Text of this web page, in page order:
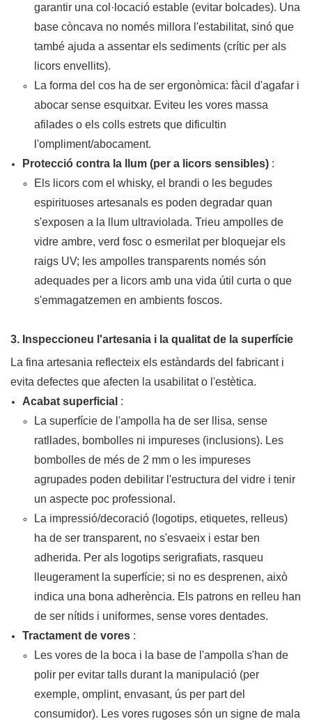
garantir una col·locació estable (evitar bolcades). Una
base còncava no només millora l'estabilitat, sinó que
també ajuda a assentar els sediments (crític per als
licors envellits).
La forma del cos ha de ser ergonòmica: fàcil d'agafar i
abocar sense esquitxar. Eviteu les vores massa
afilades o els colls estrets que dificultin
l'ompliment/abocament.
Protecció contra la llum (per a licors sensibles):
Els licors com el whisky, el brandi o les begudes
espirituoses artesanals es poden degradar quan
s'exposen a la llum ultraviolada. Trieu ampolles de
vidre ambre, verd fosc o esmerilat per bloquejar els
raigs UV; les ampolles transparents només són
adequades per a licors amb una vida útil curta o que
s'emmagatzemen en ambients foscos.
3. Inspeccioneu l'artesania i la qualitat de la superfície
La fina artesania reflecteix els estàndards del fabricant i
evita defectes que afecten la usabilitat o l'estètica.
Acabat superficial :
La superfície de l'ampolla ha de ser llisa, sense
ratllades, bombolles ni impureses (inclusions). Les
bombolles de més de 2 mm o les impureses
agrupades poden debilitar l'estructura del vidre i tenir
un aspecte poc professional.
La impressió/decoració (logotips, etiquetes, relleus)
ha de ser transparent, no s'esvaeix i estar ben
adherida. Per als logotips serigrafiats, rasqueu
lleugerament la superfície; si no es desprenen, això
indica una bona adherència. Els patrons en relleu han
de ser nítids i uniformes, sense vores dentades.
Tractament de vores:
Les vores de la boca i la base de l'ampolla s'han de
polir per evitar talls durant la manipulació (per
exemple, omplint, envasant, ús per part del
consumidor). Les vores rugoses són un signe de mala